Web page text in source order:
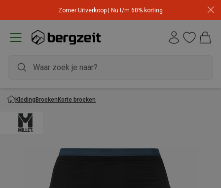
Zomer Uitverkoop | Nu t/m 60% korting
KledingBroekenKorte broeken